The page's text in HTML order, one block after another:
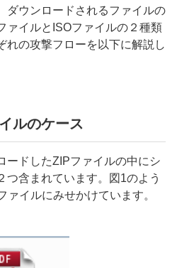
ダウンロードされるファイルの
ァイルと ISOファイルの２種類
れの攻撃フローを以下に解説し
ルのケース
ードしたZIPファイルの中にシ
つ含まれています。図 1のよう
ァイルにみせかけています。